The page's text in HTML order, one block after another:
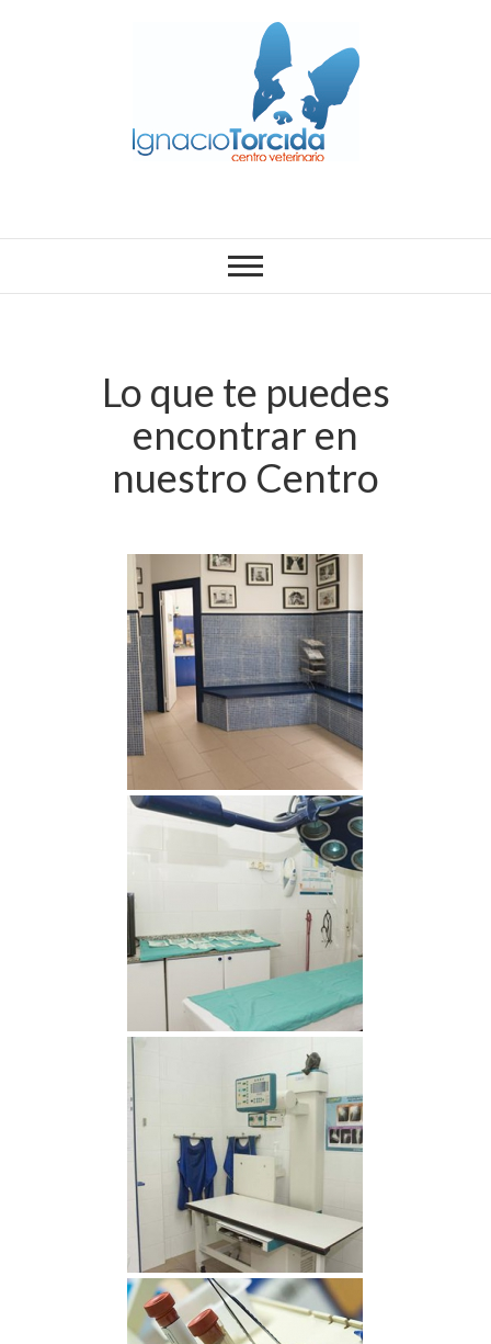
Lo que te puedes
encontrar en
nuestro Centro
Sala de espera
Diagnóstico por imágen